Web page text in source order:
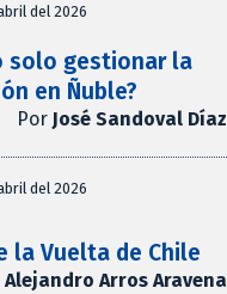
del 2026
solo gestionar la
en Ñuble?
Por José Sandoval Díaz
del 2026
la Vuelta de Chile
Alejandro Arros Aravena